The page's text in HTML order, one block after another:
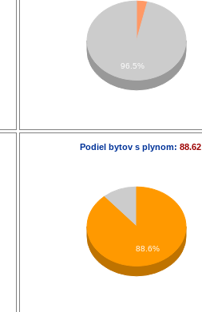
96.5%
Podiel bytov s plynom: 88.62
88.6%